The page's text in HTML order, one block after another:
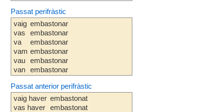
Passat perifràstic
vaig
vas
va
vam
vau
van
embastonar
embastonar
embastonar
embastonar
embastonar
embastonar
Passat anterior perifràstic
vaig haver
vas haver
embastonat
embastonat